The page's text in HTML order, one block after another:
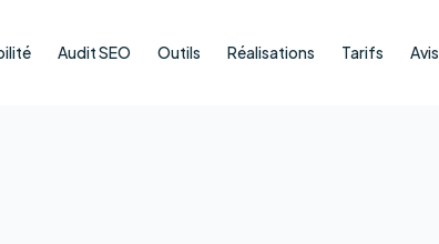
Audit SEO Outils Réalisations Tarifs Avis